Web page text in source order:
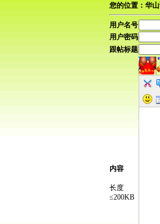
您的位置：华
用户名号
用户密码
跟帖标题
内容
长度
≤200KB